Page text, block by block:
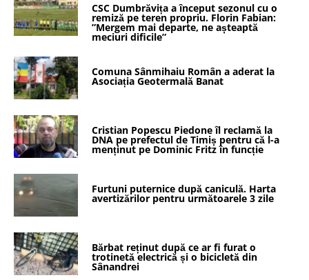
CSC Dumbrăvița a început sezonul cu o
remiză pe teren propriu. Florin Fabian:
”Mergem mai departe, ne așteaptă
meciuri dificile”
Comuna Sânmihaiu Român a aderat la
Asociația Geotermală Banat
Cristian Popescu Piedone îl reclamă la
DNA pe prefectul de Timiș pentru că l-a
menținut pe Dominic Fritz în funcție
Furtuni puternice după caniculă. Harta
avertizărilor pentru următoarele 3 zile
Bărbat reținut după ce ar fi furat o
trotinetă electrică și o bicicletă din
Sânandrei